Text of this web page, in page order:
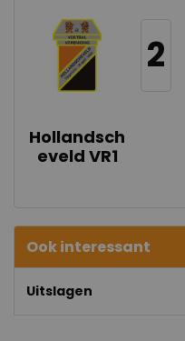
2
Hollandsch
eveld VR1
Ook interessant
Uitslagen